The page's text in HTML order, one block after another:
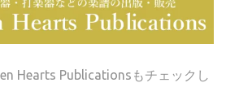
Hearts Publicationsもチェックし